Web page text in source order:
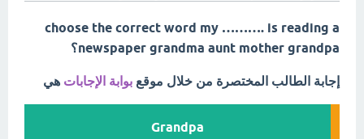
choose the correct word my ………. is reading a
newspaper grandma aunt mother grandpa؟
إجابة الطالب المختصرة من خلال موقع بوابة الإجابات هي
Grandpa